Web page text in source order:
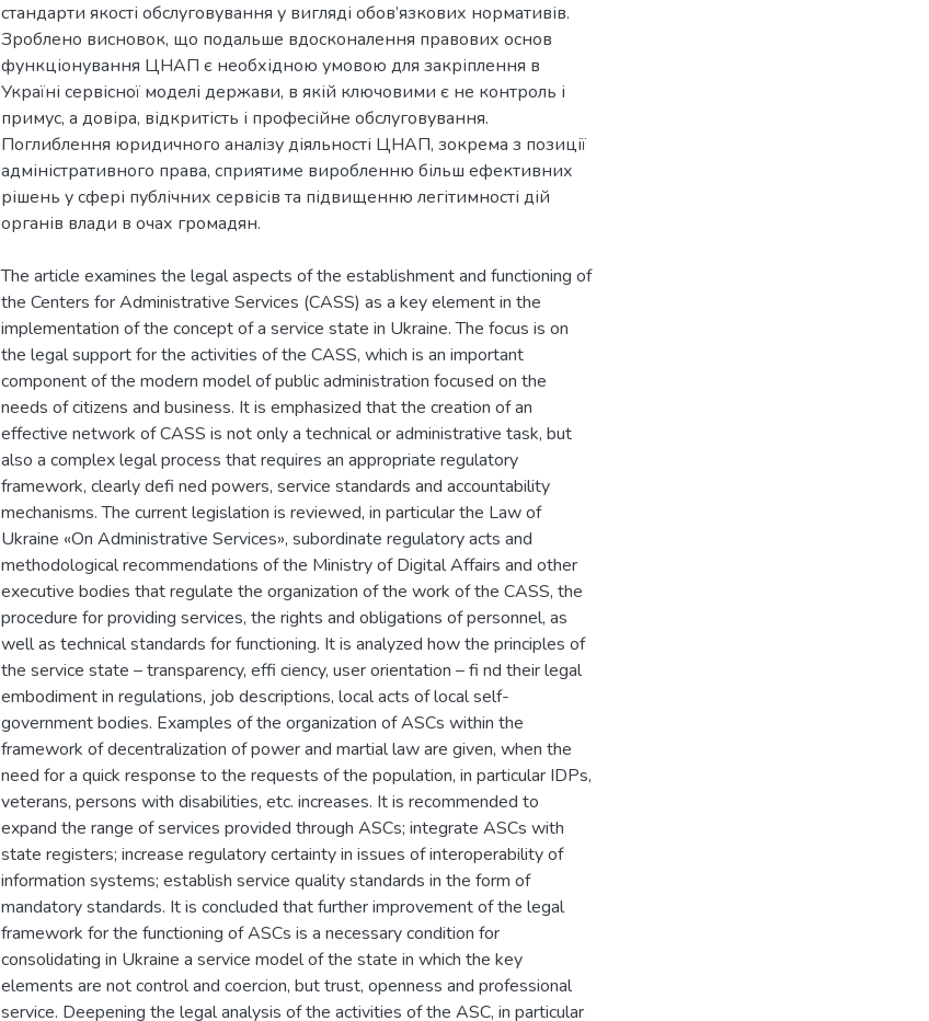
стандарти якості обслуговування у вигляді обов’язкових нормативів.
Зроблено висновок, що подальше вдосконалення правових основ
функціонування ЦНАП є необхідною умовою для закріплення в
Україні сервісної моделі держави, в якій ключовими є не контроль і
примус, а довіра, відкритість і професійне обслуговування.
Поглиблення юридичного аналізу діяльності ЦНАП, зокрема з позиції
адміністративного права, сприятиме виробленню більш ефективних
рішень у сфері публічних сервісів та підвищенню легітимності дій
органів влади в очах громадян.
The article examines the legal aspects of the establishment and functioning of
the Centers for Administrative Services (CASS) as a key element in the
implementation of the concept of a service state in Ukraine. The focus is on
the legal support for the activities of the CASS, which is an important
component of the modern model of public administration focused on the
needs of citizens and business. It is emphasized that the creation of an
effective network of CASS is not only a technical or administrative task, but
also a complex legal process that requires an appropriate regulatory
framework, clearly defi ned powers, service standards and accountability
mechanisms. The current legislation is reviewed, in particular the Law of
Ukraine «On Administrative Services», subordinate regulatory acts and
methodological recommendations of the Ministry of Digital Affairs and other
executive bodies that regulate the organization of the work of the CASS, the
procedure for providing services, the rights and obligations of personnel, as
well as technical standards for functioning. It is analyzed how the principles of
the service state – transparency, effi ciency, user orientation – fi nd their legal
embodiment in regulations, job descriptions, local acts of local self-
government bodies. Examples of the organization of ASCs within the
framework of decentralization of power and martial law are given, when the
need for a quick response to the requests of the population, in particular IDPs,
veterans, persons with disabilities, etc. increases. It is recommended to
expand the range of services provided through ASCs; integrate ASCs with
state registers; increase regulatory certainty in issues of interoperability of
information systems; establish service quality standards in the form of
mandatory standards. It is concluded that further improvement of the legal
framework for the functioning of ASCs is a necessary condition for
consolidating in Ukraine a service model of the state in which the key
elements are not control and coercion, but trust, openness and professional
service. Deepening the legal analysis of the activities of the ASC, in particular